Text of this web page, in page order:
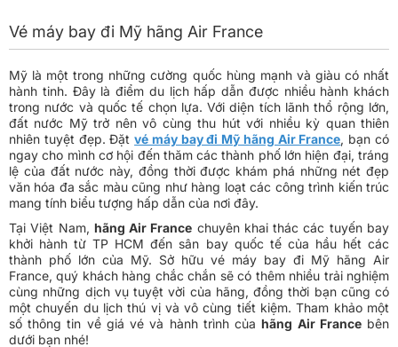
Vé máy bay đi Mỹ hãng Air France
Mỹ là một trong những cường quốc hùng mạnh và giàu có nhất
hành tinh. Đây là điểm du lịch hấp dẫn được nhiều hành khách
trong nước và quốc tế chọn lựa. Với diện tích lãnh thổ rộng lớn,
đất nước Mỹ trở nên vô cùng thu hút với nhiều kỳ quan thiên
nhiên tuyệt đẹp. Đặtvé máy bay đi Mỹ hãng Air France, bạn có
ngay cho mình cơ hội đến thăm các thành phố lớn hiện đại, tráng
lệ của đất nước này, đồng thời được khám phá những nét đẹp
văn hóa đa sắc màu cũng như hàng loạt các công trình kiến trúc
mang tính biểu tượng hấp dẫn của nơi đây.
Tại Việt Nam, hãng Air France chuyên khai thác các tuyến bay
khởi hành từ TP HCM đến sân bay quốc tế của hầu hết các
thành phố lớn của Mỹ. Sở hữu vé máy bay đi Mỹ hãng Air
France, quý khách hàng chắc chắn sẽ có thêm nhiều trải nghiệm
cùng những dịch vụ tuyệt vời của hãng, đồng thời bạn cũng có
một chuyến du lịch thú vị và vô cùng tiết kiệm. Tham khảo một
số thông tin về giá vé và hành trình củahãng Air Francebên
dưới bạn nhé!